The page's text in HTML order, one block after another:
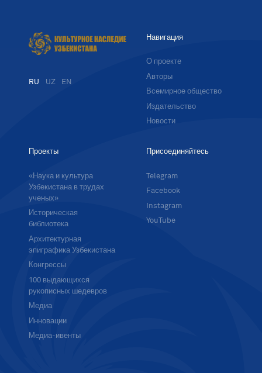
RU UZ EN
Навигация
О проекте
Авторы
Всемирное общество
Издательство
Новости
Проекты
«Наука и культура
Узбекистана в трудах
ученых»
Историческая
библиотека
Архитектурная
эпиграфика Узбекистана
Конгрессы
100 выдающихся
рукописных шедевров
Медиа
Инновации
Медиа-ивенты
Присоединяйтесь
Telegram
Facebook
Instagram
YouTube